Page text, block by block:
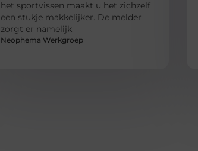
het sportvissen maakt u het zichzelf
een stukje makkelijker. De melder
zorgt er namelijk
Neophema Werkgroep